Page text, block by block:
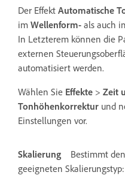
Der Effekt Automatische
im Wellenform- als auch
In Letzterem können die
externen
automatisiert werden.
Wählen Sie Effekte > Zeit
Tonhöhenkorrektur und
Einstellungen vor.
Skalierung
Bestimmt
geeigneten Skalierungstyp: